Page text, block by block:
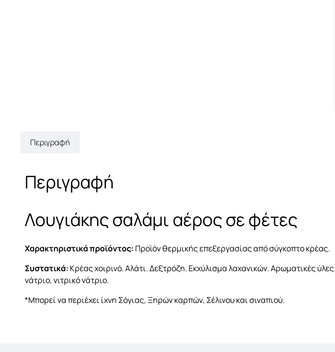
Περιγραφή
Περιγραφή
Λουγιάκης σαλάμι αέρος σε φέτες
Χαρακτηριστικά προϊόντος: Προϊόν θερμικής επεξεργασίας από σύγκοπτο κρέας.
Συστατικά: Κρέας χοιρινό. Αλάτι. Δεξτρόζη. Εκχύλισμα λαχανικών. Αρωματικές
νάτριο, νιτρικό νάτριο.
*Μπορεί να περιέχει ίχνη Σόγιας, Ξηρών καρπών, Σέλινου και σιναπιού.